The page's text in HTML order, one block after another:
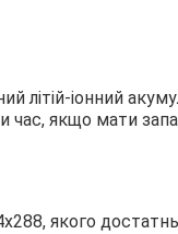
літій-іонний
якщо мати
якого